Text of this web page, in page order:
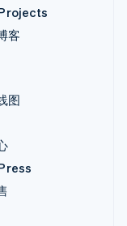
客
图